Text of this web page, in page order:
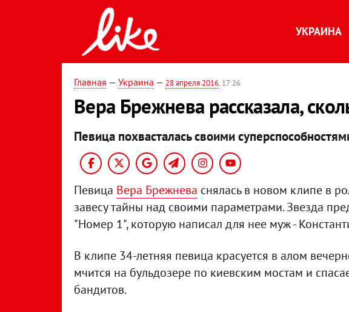
УКРАИНА
Главная — Украина — 28 апреля 2016, 17:26
Вера Брежнева рассказала,
Певица похвасталась своими
Певица Вера Брежнева снялась в новом клипе в
завесу тайны над своими параметрами. Звезда
"Номер 1", которую написал для нее муж -
В клипе 34-летняя певица красуется в алом
мчится на бульдозере по киевским мостам и
бандитов.